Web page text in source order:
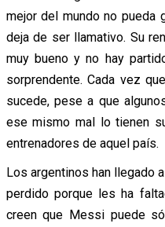
mejor del mundo no pueda
deja de ser llamativo. Su
muy bueno y no hay
sorprendente. Cada vez
sucede, pese a que
ese mismo mal lo tienen
entrenadores de aquel país.
Los argentinos han llegado
perdido porque les ha
creen que Messi puede